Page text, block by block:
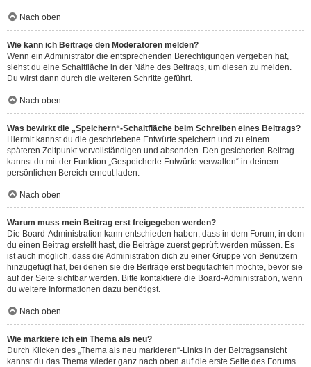
Nach oben
Wie kann ich Beiträge den Moderatoren melden?
Wenn ein Administrator die entsprechenden Berechtigungen vergeben hat,
siehst du eine Schaltfläche in der Nähe des Beitrags, um diesen zu melden.
Du wirst dann durch die weiteren Schritte geführt.
Nach oben
Was bewirkt die „Speichern“-Schaltfläche beim Schreiben eines Beitrags?
Hiermit kannst du die geschriebene Entwürfe speichern und zu einem
späteren Zeitpunkt vervollständigen und absenden. Den gesicherten Beitrag
kannst du mit der Funktion „Gespeicherte Entwürfe verwalten“ in deinem
persönlichen Bereich erneut laden.
Nach oben
Warum muss mein Beitrag erst freigegeben werden?
Die Board-Administration kann entschieden haben, dass in dem Forum, in dem
du einen Beitrag erstellt hast, die Beiträge zuerst geprüft werden müssen. Es
ist auch möglich, dass die Administration dich zu einer Gruppe von Benutzern
hinzugefügt hat, bei denen sie die Beiträge erst begutachten möchte, bevor sie
auf der Seite sichtbar werden. Bitte kontaktiere die Board-Administration, wenn
du weitere Informationen dazu benötigst.
Nach oben
Wie markiere ich ein Thema als neu?
Durch Klicken des „Thema als neu markieren“-Links in der Beitragsansicht
kannst du das Thema wieder ganz nach oben auf die erste Seite des Forums